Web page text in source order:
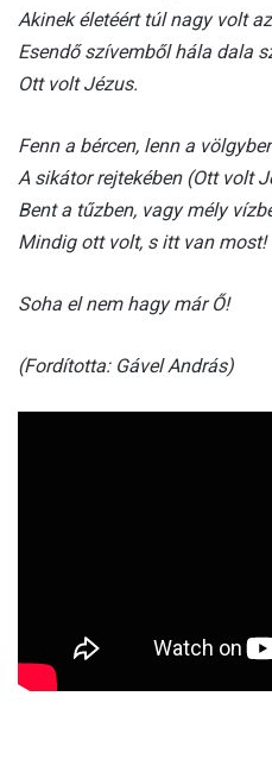
Akinek életéért túl nagy volt
Esendő szívemből hála dala
Ott volt Jézus.
Fenn a bércen, lenn a
A sikátor rejtekében (Ott volt
Bent a tűzben, vagy mély
Mindig ott volt, s itt van most!
Soha el nem hagy már Ő!
(Fordította: Gável András)